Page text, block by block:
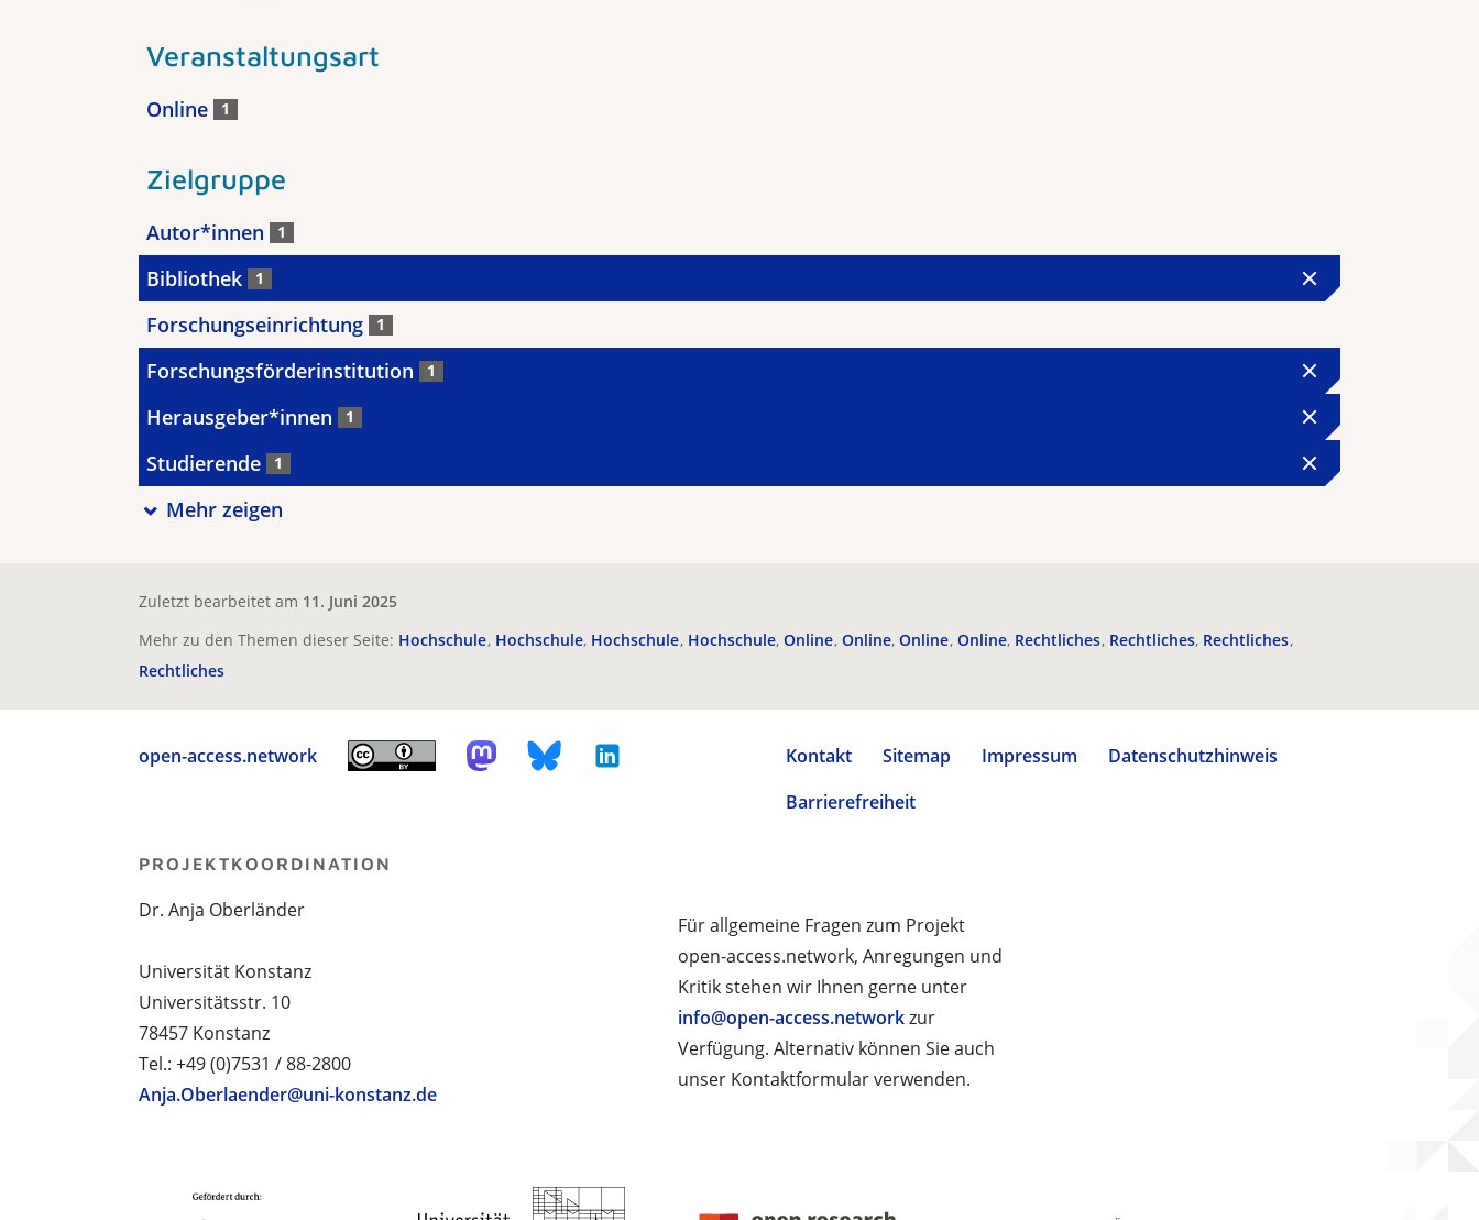
Veranstaltungsart
Online 1
Zielgruppe
Autor*innen 1
Bibliothek 1
Forschungseinrichtung 1
Forschungsförderinstitution 1
Herausgeber*innen 1
Studierende 1
Mehr zeigen
Zuletzt bearbeitet am 11. Juni 2025
Mehr zu den Themen dieser Seite: Hochschule Hochschule Hochschule Hochschule Online Online Online Online Rechtliches Rechtliches Rechtliches
Rechtliches
open-access.network Kontakt Sitemap Impressum
Datenschutzhinweis
Barrierefreiheit
Für allgemeine Fragen zum Projekt
open-access.network, Anregungen und
Kritik stehen wir Ihnen gerne unter
info@open-access.networkzur
Verfügung. Alternativ können Sie auch
unser Kontaktformular verwenden.
PROJEKTKOORDINATION
Dr. Anja Oberländer
Universität Konstanz
Universitätsstr. 10
78457 Konstanz
Tel.: +49 (0)7531 / 88-2800
Anja.Oberlaender@uni-konstanz.de